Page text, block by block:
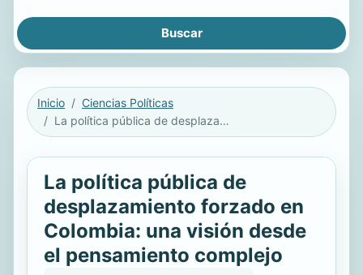
Inicio
Ciencias Políticas
La política pública de desplazamiento forzado en Colombia: una visión desde el pensamiento complejo
La política pública de
desplazamiento forzado en
Colombia: una visión desde
el pensamiento complejo